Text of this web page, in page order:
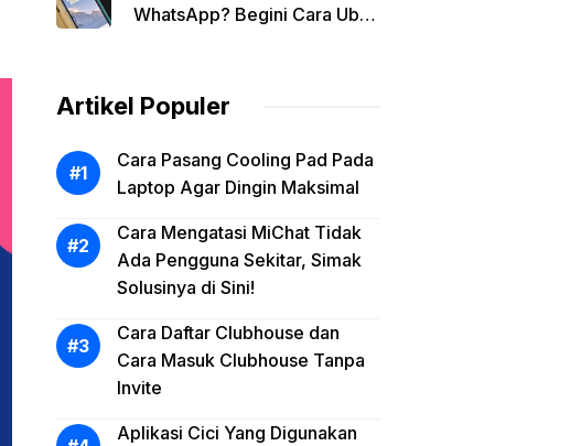
WhatsApp? Begini Cara Ubah
Artikel Populer
Cara Pasang Cooling Pad Pada
Laptop Agar Dingin Maksimal
Cara Mengatasi MiChat Tidak
Ada Pengguna Sekitar, Simak
Solusinya di Sini!
Cara Daftar Clubhouse dan
Cara Masuk Clubhouse Tanpa
Invite
Aplikasi Cici Yang Digunakan